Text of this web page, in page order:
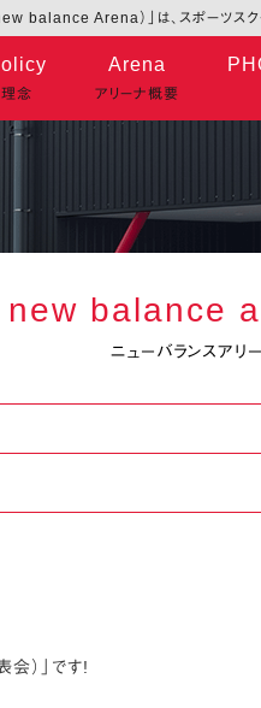
balance Arena）」は、スポーツス
理念
Arena
アリーナ概要
new balance
ニューバランスアリ
）」です!